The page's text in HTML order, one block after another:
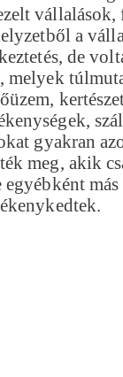
vállalások,
a
de
melyek
gyakran
meg, akik
egyébként más